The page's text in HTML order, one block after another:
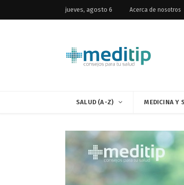
jueves, agosto 6 Acerca de nosotros
SALUD (A-Z) MEDICINA Y